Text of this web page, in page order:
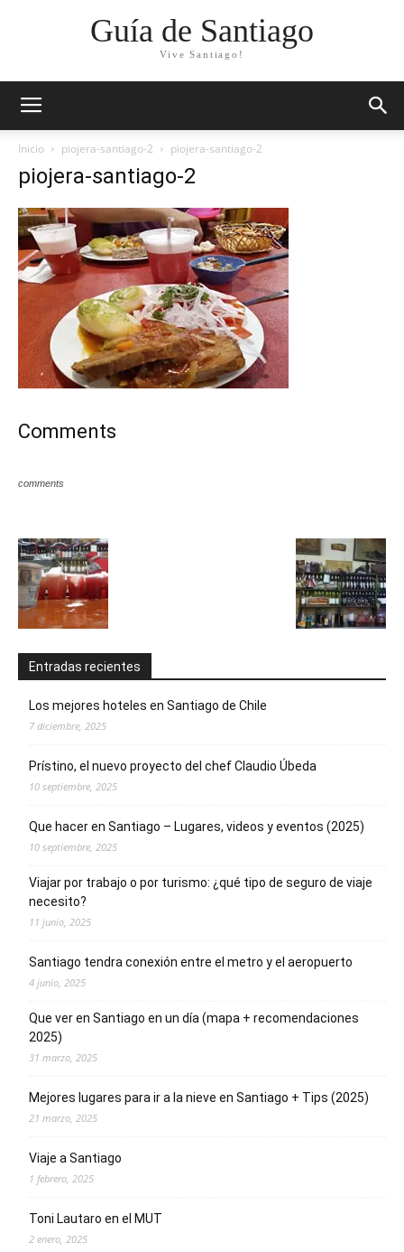
Guía de Santiago
Vive Santiago!
Inicio piojera-santiago-2 piojera-santiago-2
piojera-santiago-2
Comments
comments
Entradas recientes
Los mejores hoteles en Santiago de Chile
7 diciembre, 2025
Prístino, el nuevo proyecto del chef Claudio Úbeda
10 septiembre, 2025
Que hacer en Santiago – Lugares, videos y eventos (2025)
10 septiembre, 2025
Viajar por trabajo o por turismo: ¿qué tipo de seguro de viaje
necesito?
11 junio, 2025
Santiago tendra conexión entre el metro y el aeropuerto
4 junio, 2025
Que ver en Santiago en un día (mapa + recomendaciones
2025)
31 marzo, 2025
Mejores lugares para ir a la nieve en Santiago + Tips (2025)
21 marzo, 2025
Viaje a Santiago
1 febrero, 2025
Toni Lautaro en el MUT
2 enero, 2025